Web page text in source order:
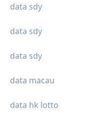
data sdy
data sdy
data sdy
data macau
data hk lotto